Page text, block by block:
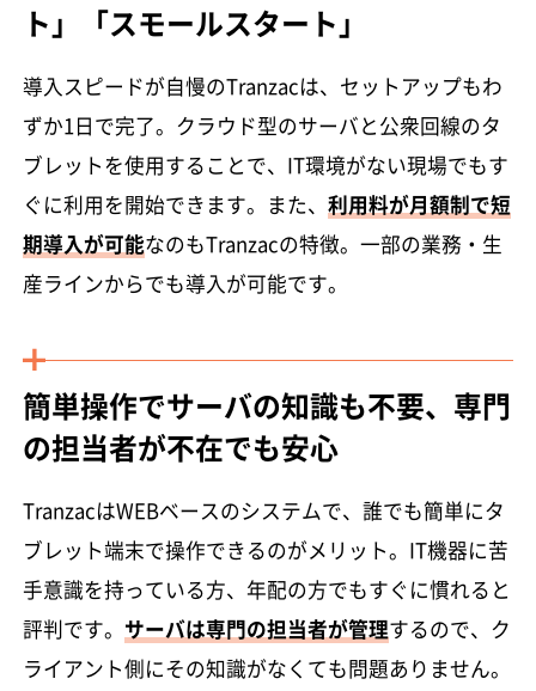
ト」「スモールスタート」
導入スピードが自慢のTranzacは、セットアップもわ
ずか1日で完了。クラウド型のサーバと公衆回線のタ
ブレットを使用することで、IT環境がない現場でもす
ぐに利用を開始できます。また、利用料が月額制で短
期導入が可能なのもTranzacの特徴。一部の業務・生
産ラインからでも導入が可能です。
簡単操作でサーバの知識も不要、専門
の担当者が不在でも安心
TranzacはWEBベースのシステムで、誰でも簡単にタ
ブレット端末で操作できるのがメリット。IT機器に苦
手意識を持っている方、年配の方でもすぐに慣れると
評判です。 サーバは専門の担当者が管理するので、ク
ライアント側にその知識がなくても問題ありません。